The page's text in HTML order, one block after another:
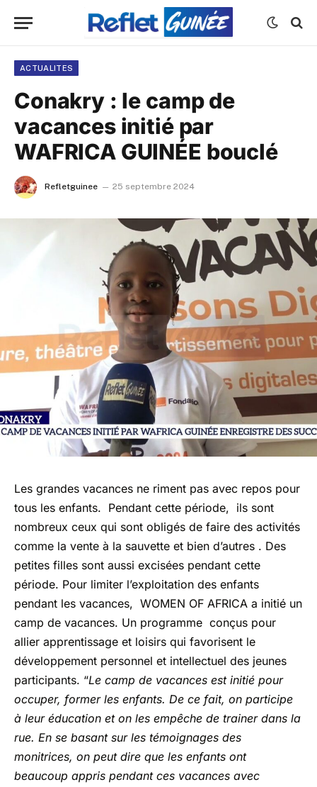
ACTUALITES
Conakry : le camp de
vacances initié par
WAFRICA GUINÉE bouclé
Refletguinee 25 septembre 2024
Les grandes vacances ne riment pas avec repos pour
tous les enfants. Pendant cette période, ils sont
nombreux ceux qui sont obligés de faire des activités
comme la vente à la sauvette et bien d’autres . Des
petites filles sont aussi excisées pendant cette
période. Pour limiter l’exploitation des enfants
pendant les vacances, WOMEN OF AFRICA a initié un
camp de vacances. Un programme conçus pour
allier apprentissage et loisirs qui favorisent le
développement personnel et intellectuel des jeunes
participants. “Le camp de vacances est initié pour
occuper, former les enfants. De ce fait, on participe
à leur éducation et on les empêche de trainer dans la
rue. En se basant sur les témoignages des
monitrices, on peut dire que les enfants ont
beaucoup appris pendant ces vacances avec